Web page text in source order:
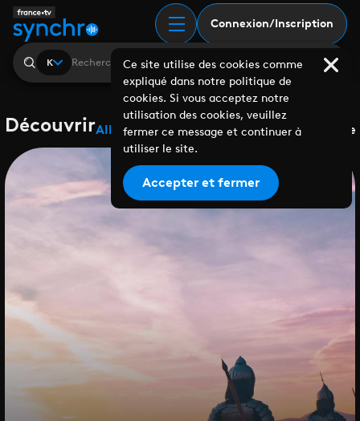
Connexion/Inscription
K
DécouvrirAlbumsPlaylistsCollaborationsLabels Genre
Ce site utilise des cookies comme
expliqué dans notre politique de
cookies. Si vous acceptez notre
utilisation des cookies, veuillez
fermer ce message et continuer à
utiliser le site.
Accepter et fermer